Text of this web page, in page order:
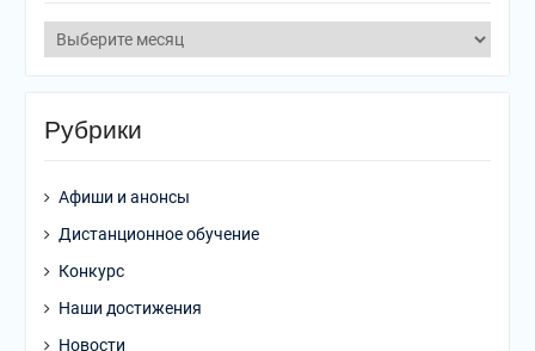
Архивы
Рубрики
Афиши и анонсы
Дистанционное обучение
Конкурс
Наши достижения
Новости